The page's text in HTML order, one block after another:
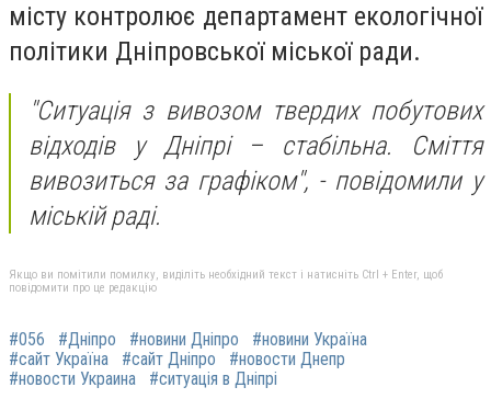
місту контролює департамент екологічної
політики Дніпровської міської ради.
"Ситуація з вивозом твердих побутових
відходів у Дніпрі – стабільна. Сміття
вивозиться за графіком", - повідомили у
міській раді.
Якщо ви помітили помилку, виділіть необхідний текст і натисніть Ctrl + Enter, щоб
повідомити про це редакцію
#056 #Дніпро #новини Дніпро
#новини Україна
#сайт Україна
#сайт Дніпро
#новости Днепр
#новости Украина
#ситуація в Дніпрі